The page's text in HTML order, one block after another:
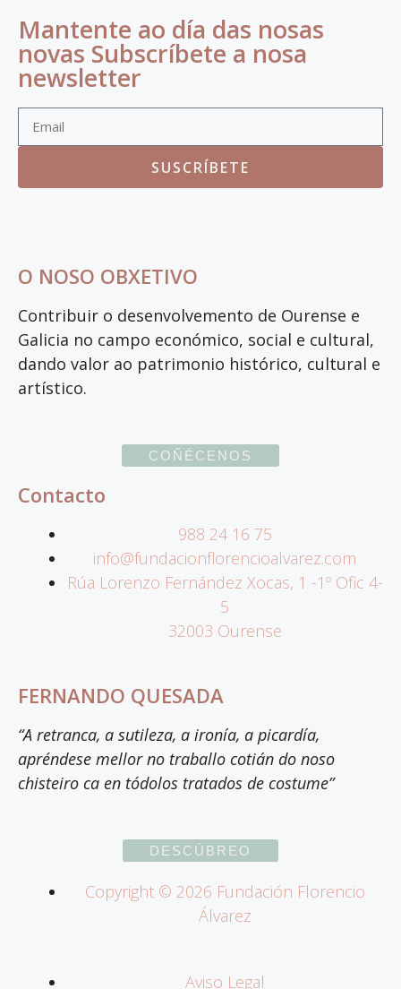
Mantente ao día das nosas
novas Subscríbete a nosa
newsletter
SUSCRÍBETE
O NOSO OBXETIVO
Contribuir o desenvolvemento de Ourense e
Galicia no campo económico, social e cultural,
dando valor ao patrimonio histórico, cultural e
artístico.
COÑÉCENOS
Contacto
988 24 16 75
info@fundacionflorencioalvarez.com
Rúa Lorenzo Fernández Xocas, 1 -1º Ofic 4-
5
32003 Ourense
FERNANDO QUESADA
“A retranca, a sutileza, a ironía, a picardía,
apréndese mellor no traballo cotián do noso
chisteiro ca en tódolos tratados de costume”
DESCÚBREO
Copyright © 2026 Fundación Florencio
Álvarez
Aviso Legal